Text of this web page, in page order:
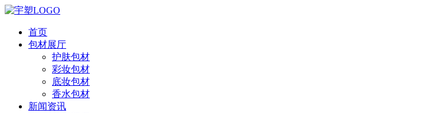
首页
包材展厅
护肤包材
彩妆包材
底妆包材
香水包材
新闻资讯